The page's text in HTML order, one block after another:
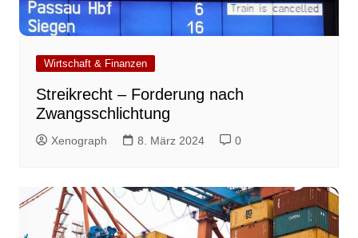
Wirtschaft & Finanzen
Streikrecht – Forderung nach
Zwangsschlichtung
Xenograph 8. März 2024 0